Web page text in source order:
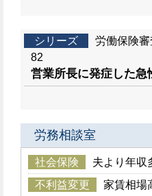
シリーズ
労働保険
82
営業所長に発症した急
労務相談室
社会保険
夫より年収
不利益変更
家賃相場